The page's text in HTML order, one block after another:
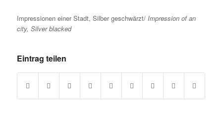
Impressionen einer Stadt, Silber geschwärzt/ Impression of an
city, Silver blacked
Eintrag teilen